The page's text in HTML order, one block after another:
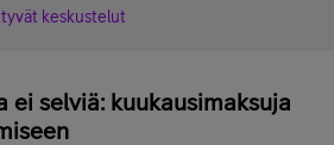
keskustelut
ei selviä: kuukausimaksuja